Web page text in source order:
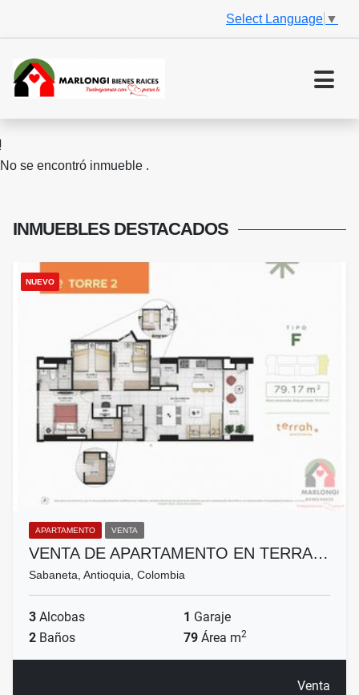
Select Language ▼
No se encontró inmueble .
INMUEBLES DESTACADOS
NUEVO
APARTAMENTO VENTA
VENTA DE APARTAMENTO EN TERRA…
Sabaneta, Antioquia, Colombia
3 Alcobas 1 Garaje
2 Baños 79 Área m2
Venta